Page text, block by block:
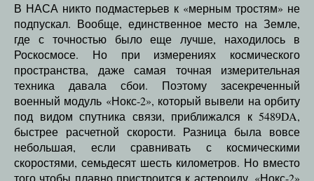
В НАСА никто подмастерьев к «мерным тростям» не
подпускал. Вообще, единственное место на Земле,
где с точностью было еще лучше, находилось в
Роскосмосе. Но при измерениях космического
пространства, даже самая точная измерительная
техника давала сбои. Поэтому засекреченный
военный модуль «Нокс-2», который вывели на орбиту
под видом спутника связи, приближался к 5489DA,
быстрее расчетной скорости. Разница была вовсе
небольшая, если сравнивать с космическими
скоростями, семьдесят шесть километров. Но вместо
того чтобы плавно пристроится к астероиду, «Нокс-2»